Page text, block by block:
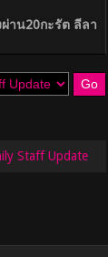
าน20กะรัต ลีลา
Staff Update